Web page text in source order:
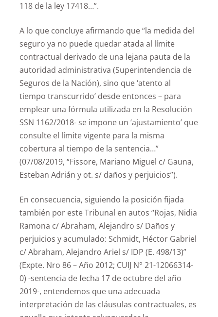
118 de la ley 17418…”.
A lo que concluye afirmando que “la medida del
seguro ya no puede quedar atada al límite
contractual derivado de una lejana pauta de la
autoridad administrativa (Superintendencia de
Seguros de la Nación), sino que ‘atento al
tiempo transcurrido’ desde entonces – para
emplear una fórmula utilizada en la Resolución
SSN 1162/2018- se impone un ‘ajustamiento’ que
consulte el límite vigente para la misma
cobertura al tiempo de la sentencia…”
(07/08/2019, “Fissore, Mariano Miguel c/ Gauna,
Esteban Adrián y ot. s/ daños y perjuicios”).
En consecuencia, siguiendo la posición fijada
también por este Tribunal en autos “Rojas, Nidia
Ramona c/ Abraham, Alejandro s/ Daños y
perjuicios y acumulado: Schmidt, Héctor Gabriel
c/ Abraham, Alejandro Ariel s/ IDP (E. 498/13)”
(Expte. Nro 86 – Año 2012; CUIJ N° 21-12066314-
0) -sentencia de fecha 17 de octubre del año
2019-, entendemos que una adecuada
interpretación de las cláusulas contractuales, es